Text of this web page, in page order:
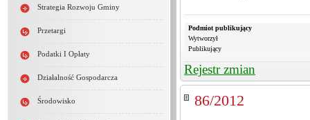
Strategia Rozwoju Gminy
Przetargi
Podatki I Opłaty
Działalność Gospodarcza
Środowisko
Podmiot publikujący
Wytworzył
Publikujący
Rejestr zmian
86/2012